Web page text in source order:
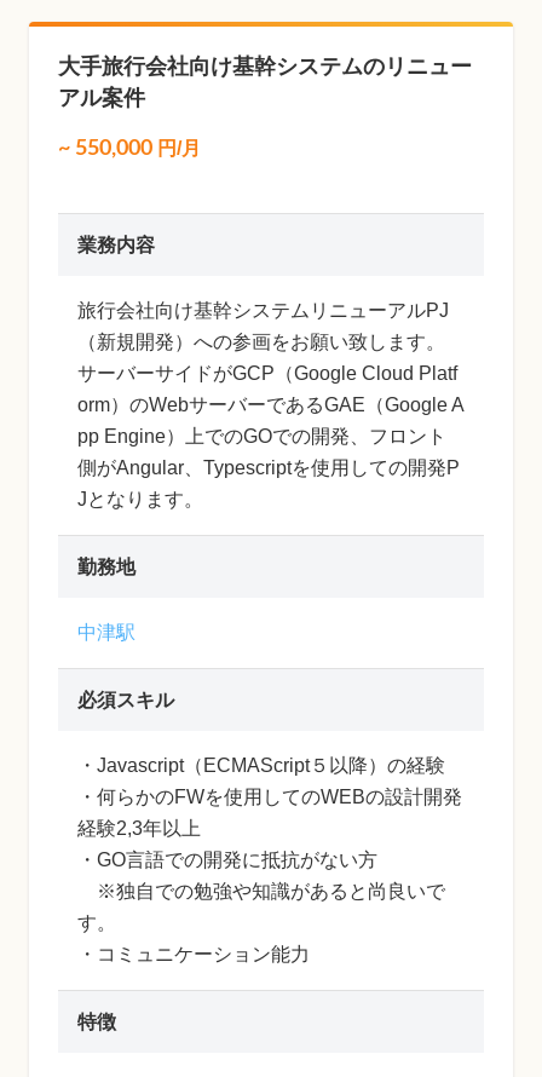
大手旅行会社向け基幹システムのリニュー
アル案件
~ 550,000 円/月
業務内容
旅行会社向け基幹システムリニューアルPJ
（新規開発）への参画をお願い致します。
サーバーサイドがGCP（Google Cloud Platf
orm）のWebサーバーであるGAE（Google A
pp Engine）上でのGOでの開発、フロント
側がAngular、Typescriptを使用しての開発P
Jとなります。
勤務地
中津駅
必須スキル
・Javascript（ECMAScript５以降）の経験
・何らかのFWを使用してのWEBの設計開発
経験2,3年以上
・GO言語での開発に抵抗がない方
※独自での勉強や知識があると尚良いで
す。
・コミュニケーション能力
特徴